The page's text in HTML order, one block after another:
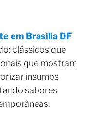
em Brasília DF
clássicos que
que mostram
insumos
sabores